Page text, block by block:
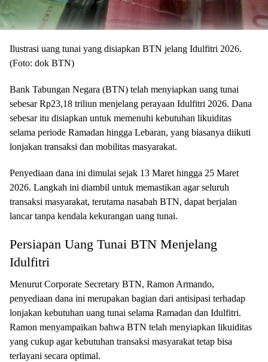
Ilustrasi uang tunai yang disiapkan BTN jelang Idulfitri 2026.
(Foto: dok BTN)
Bank Tabungan Negara (BTN) telah menyiapkan uang tunai
sebesar Rp23,18 triliun menjelang perayaan Idulfitri 2026. Dana
sebesar itu disiapkan untuk memenuhi kebutuhan likuiditas
selama periode Ramadan hingga Lebaran, yang biasanya diikuti
lonjakan transaksi dan mobilitas masyarakat.
Penyediaan dana ini dimulai sejak 13 Maret hingga 25 Maret
2026. Langkah ini diambil untuk memastikan agar seluruh
transaksi masyarakat, terutama nasabah BTN, dapat berjalan
lancar tanpa kendala kekurangan uang tunai.
Persiapan Uang Tunai BTN Menjelang
Idulfitri
Menurut Corporate Secretary BTN, Ramon Armando,
penyediaan dana ini merupakan bagian dari antisipasi terhadap
lonjakan kebutuhan uang tunai selama Ramadan dan Idulfitri.
Ramon menyampaikan bahwa BTN telah menyiapkan likuiditas
yang cukup agar kebutuhan transaksi masyarakat tetap bisa
terlayani secara optimal.